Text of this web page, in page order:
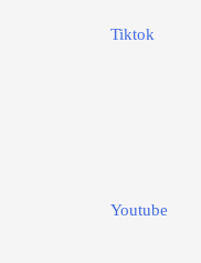
Tiktok
Youtube